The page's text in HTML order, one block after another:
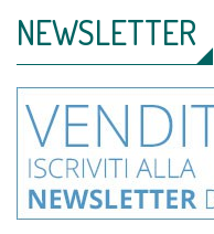
NEWSLETTER